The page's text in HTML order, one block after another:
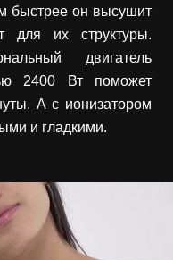
быстрее он высушит
для их структуры.
двигатель
2400 Вт поможет
А с ионизатором
и гладкими.